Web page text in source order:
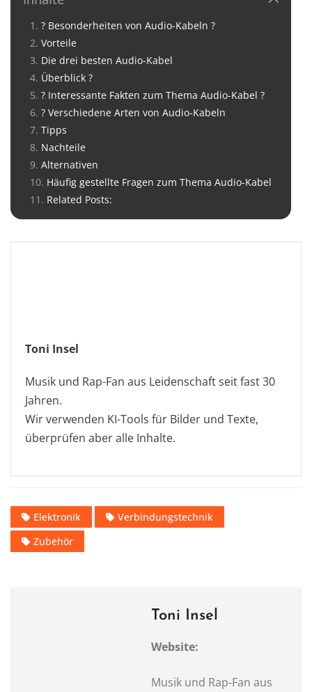
? Besonderheiten von Audio-Kabeln ?
Vorteile
Die drei besten Audio-Kabel
Überblick ?
? Interessante Fakten zum Thema Audio-Kabel ?
? Verschiedene Arten von Audio-Kabeln
Tipps
Nachteile
Alternativen
Häufig gestellte Fragen zum Thema Audio-Kabel
Related Posts:
Toni Insel
Musik und Rap-Fan aus Leidenschaft seit fast 30
Jahren.
Wir verwenden KI-Tools für Bilder und Texte,
überprüfen aber alle Inhalte.
Elektronik
Verbindungstechnik
Zubehör
Toni Insel
Website:
Musik und Rap-Fan aus